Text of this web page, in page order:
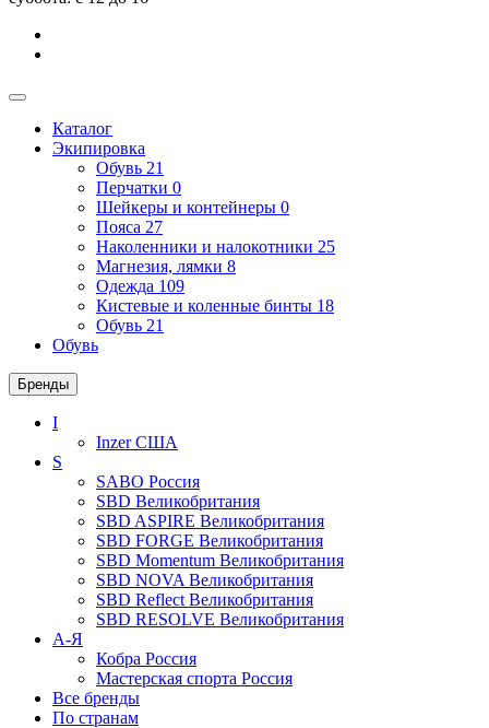
Каталог
Экипировка
Обувь 21
Перчатки 0
Шейкеры и контейнеры 0
Пояса 27
Наколенники и налокотники 25
Магнезия, лямки 8
Одежда 109
Кистевые и коленные бинты 18
Обувь 21
Обувь
Бренды
I
InzerСША
S
SABO Россия
SBD Великобритания
SBD ASPIRE Великобритания
SBD FORGE Великобритания
SBD Momentum Великобритания
SBD NOVA Великобритания
SBD Reflect Великобритания
SBD RESOLVE Великобритания
А-Я
Кобра Россия
Мастерская спорта Россия
Все бренды
По странам